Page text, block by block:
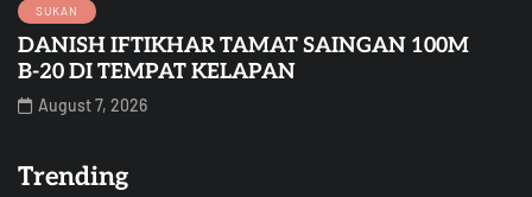
SUKAN
DANISH IFTIKHAR TAMAT SAINGAN 100M
B-20 DI TEMPAT KELAPAN
August 7, 2026
Trending